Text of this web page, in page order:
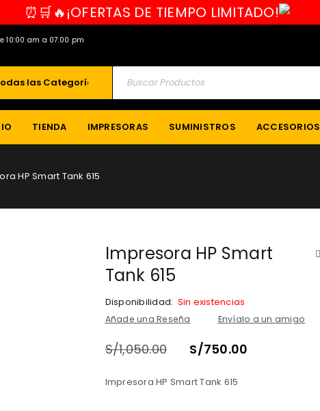
⏰🛒🔥¡OFERTAS DE TIEMPO LIMITADO!
10:00 am a 07:00 pm
TIENDA IMPRESORAS SUMINISTROS ACCESORIOS
HP Smart Tank 615
Impresora HP Smart
Tank 615
Disponibilidad: Sin existencias
Añade una Reseña Envíalo a un amigo
S/1,050.00 S/750.00
Impresora HP Smart Tank 615